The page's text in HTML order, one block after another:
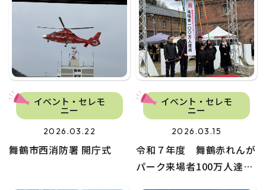
イベント・セレモ
ニー
2026.03.22
舞鶴市西消防署 開庁式
イベント・セレモ
ニー
2026.03.15
令和７年度 舞鶴赤れんが
パーク来場者100万人達